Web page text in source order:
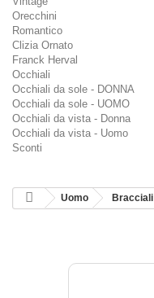
Orecchini
Romantico
Clizia Ornato
Franck Herval
Occhiali
Occhiali da sole - DONNA
Occhiali da sole - UOMO
Occhiali da vista - Donna
Occhiali da vista - Uomo
Sconti
Uomo Bracciali